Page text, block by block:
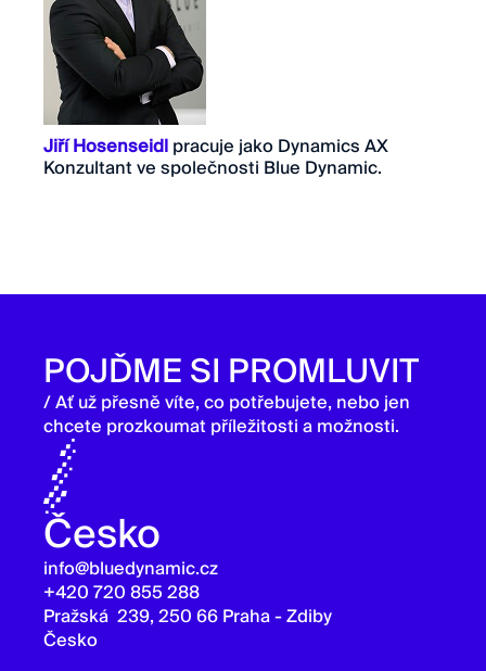
Jiří Hosenseidlpracuje jako Dynamics AX
Konzultant ve společnosti Blue Dynamic.
POJĎME SI PROMLUVIT
/ Ať už přesně víte, co potřebujete, nebo jen
chcete prozkoumat příležitosti a možnosti.
Česko
info@bluedynamic.cz
+420 720 855 288
Pražská 239, 250 66 Praha - Zdiby
Česko